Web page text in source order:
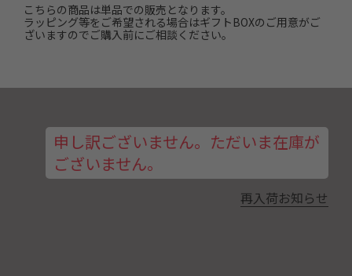
こちらの商品は単品での販売となります。
ラッピング等をご希望される場合はギフトBOXのご用意がご
ざいますのでご購入前にご相談ください。
申し訳ございません。ただいま在庫が
ございません。
再入荷お知らせ